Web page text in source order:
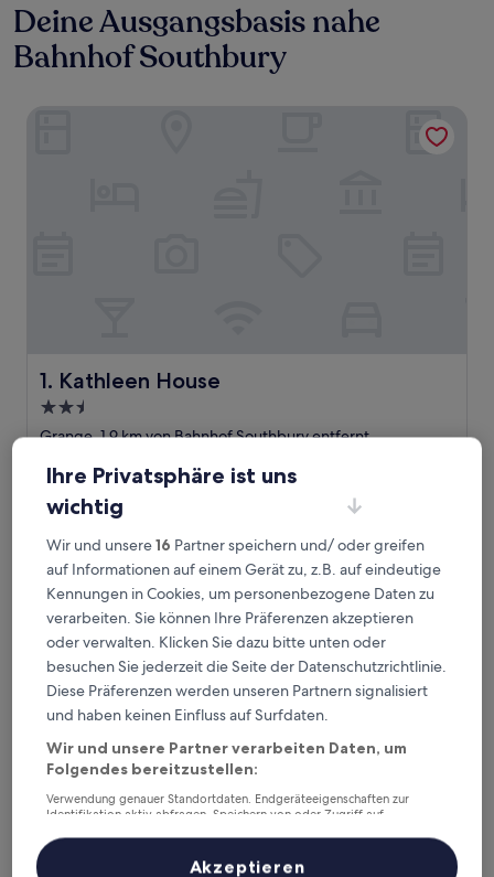
Deine Ausgangsbasis nahe
Bahnhof Southbury
1. Kathleen House
Kathleen House
2.5-
Sterne-
Grange, 1,9 km von Bahnhof Southbury entfernt
von
10,
Gut,
(72
76 €
inkl. Steuern & Gebühren
9. Aug.–10. Aug.
2. The Stag Enfield
The Stag Enfield
The Stag Enfield
Ihre Privatsphäre ist uns
wichtig
Wir und unsere16 Partner speichern und/ oder greifen
auf Informationen auf einem Gerät zu, z.B. auf eindeutige
Kennungen in Cookies, um personenbezogene Daten zu
verarbeiten. Sie können Ihre Präferenzen akzeptieren
oder verwalten. Klicken Sie dazu bitte unten oder
besuchen Sie jederzeit die Seite der Datenschutzrichtlinie.
Diese Präferenzen werden unseren Partnern signalisiert
und haben keinen Einfluss auf Surfdaten.
Wir und unsere Partner verarbeiten Daten, um
Folgendes bereitzustellen:
Verwendung genauer Standortdaten. Endgeräteeigenschaften zur
Identifikation aktiv abfragen. Speichern von oder Zugriff auf
Inhalte, Messung von Werbeleistung und der Performance von Inhalten,
Zielgruppenforschung sowie Entwicklung und Verbesserung von
Akzeptieren